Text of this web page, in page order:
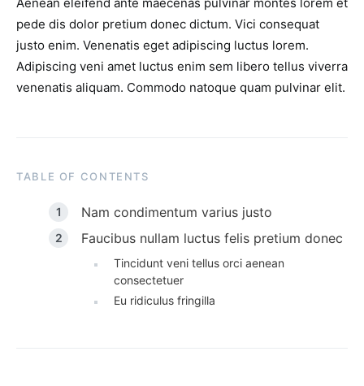
pede dis dolor pretium donec dictum. Vici consequat
justo enim. Venenatis eget adipiscing luctus lorem.
Adipiscing veni amet luctus enim sem libero tellus viverra
venenatis aliquam. Commodo natoque quam pulvinar elit.
TABLE OF CONTENTS
Nam condimentum varius justo
Faucibus nullam luctus felis pretium donec
Tincidunt veni tellus orci aenean
consectetuer
Eu ridiculus fringilla